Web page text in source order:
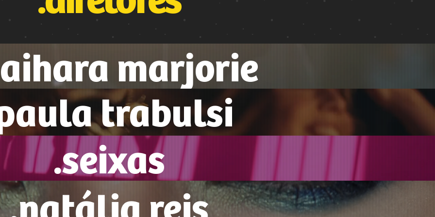
marjorie
trabulsi
.seixas